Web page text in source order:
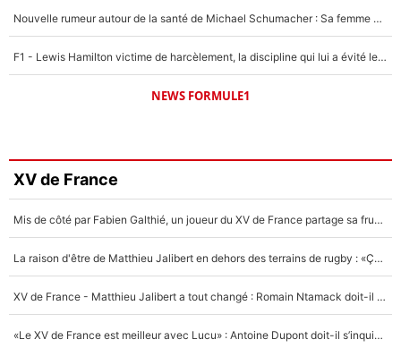
Nouvelle rumeur autour de la santé de Michael Schumacher : Sa femme Corinna sort du silence
F1 - Lewis Hamilton victime de harcèlement, la discipline qui lui a évité le pire : «J'aurais probablement mal tourné»
NEWS FORMULE1
XV de France
Mis de côté par Fabien Galthié, un joueur du XV de France partage sa frustration : «ils ne me l’ont pas dit tout de suite»
La raison d'être de Matthieu Jalibert en dehors des terrains de rugby : «Ça m'atteint autant que si tu touches à un membre de ma famille»
XV de France - Matthieu Jalibert a tout changé : Romain Ntamack doit-il s’inquiéter pour sa place à un an de la Coupe du monde ?
«Le XV de France est meilleur avec Lucu» : Antoine Dupont doit-il s’inquiéter pour sa place ?